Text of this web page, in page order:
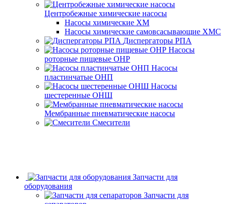
Центробежные химические насосы
Насосы химические ХМ
Насосы химические самовсасывающие ХМС
Диспергаторы РПА
Насосы
роторные пищевые ОНР
Насосы
пластинчатые ОНП
Насосы
шестеренные ОНШ
Мембранные пневматические насосы
Смесители
Запчасти для
оборудования
Запчасти для